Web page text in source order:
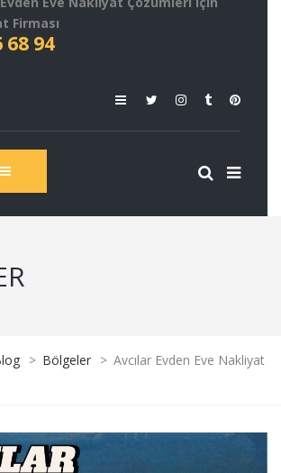
Firması
68 94
> Bölgeler > Avcılar Evden Eve Nakliyat